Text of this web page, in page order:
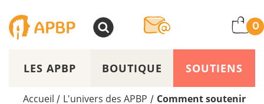
0
LES APBP BOUTIQUE SOUTIENS
Accueil / L'univers des APBP / Comment soutenir